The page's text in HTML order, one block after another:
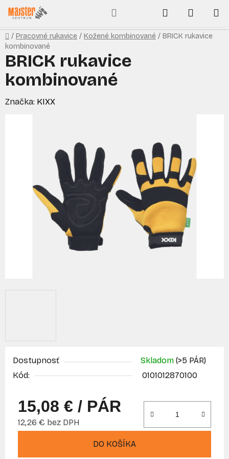
Prejsť
na
obsah
Hľadať
KOŠÍK
Domov
/ Pracovné rukavice / Kožené kombinované / BRICK rukavice
kombinované
Dostupnosť Skladom (>5 PÁR)
Kód:
0101012870100
15,08 € / PÁR
12,26 € bez DPH
DO KOŠÍKA
BRICK rukavice
kombinované
Značka: KIXX